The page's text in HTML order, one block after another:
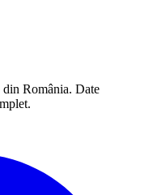
din România. Date